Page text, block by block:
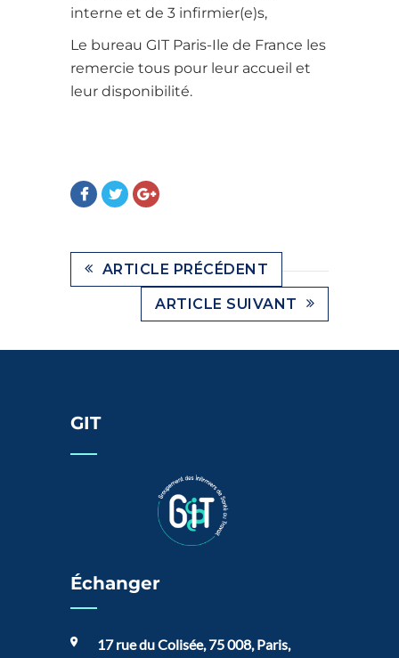
interne et de 3 infirmier(e)s,
Le bureau GIT Paris-Ile de France les
remercie tous pour leur accueil et
leur disponibilité.
ARTICLE PRÉCÉDENT
ARTICLE SUIVANT
GIT
Échanger
17 rue du Colisée, 75 008, Paris,